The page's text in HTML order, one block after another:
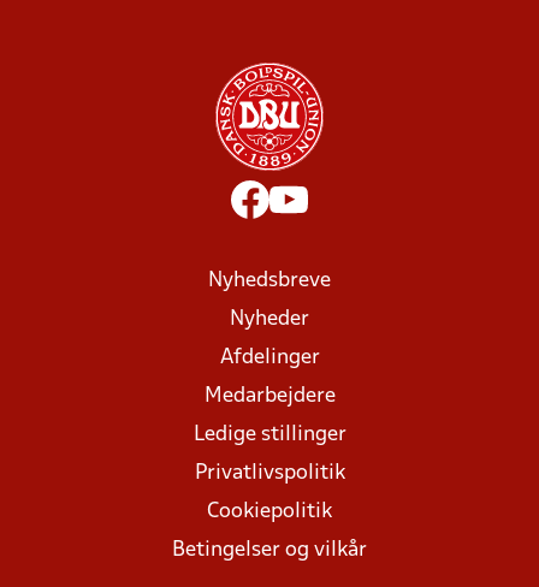
Nyhedsbreve
Nyheder
Afdelinger
Medarbejdere
Ledige stillinger
Privatlivspolitik
Cookiepolitik
Betingelser og vilkår